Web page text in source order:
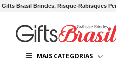
Gifts Brasil Brindes, Risque-Rabisques
MAIS CATEGORIAS